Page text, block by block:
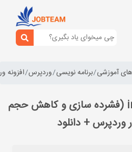
آموزشی برنامه نویسی وردپرس افزونه
آموزش افزونه imagify (فشرده سازی و کاهش حجم
وردپرس + دانلود